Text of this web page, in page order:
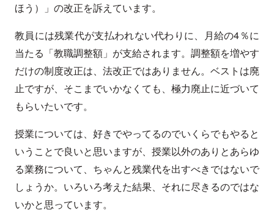
ほう）」の改正を訴えています。
教員には残業代が支払われない代わりに、月給の4％に
当たる「教職調整額」が支給されます。調整額を増やす
だけの制度改正は、法改正ではありません。ベストは廃
止ですが、そこまでいかなくても、極力廃止に近づいて
もらいたいです。
授業については、好きでやってるのでいくらでもやると
いうことで良いと思いますが、授業以外のありとあらゆ
る業務について、ちゃんと残業代を出すべきではないで
しょうか。いろいろ考えた結果、それに尽きるのではな
いかと思っています。